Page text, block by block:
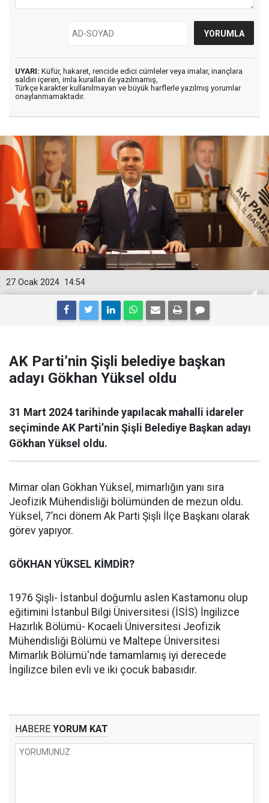
UYARI: Küfür, hakaret, rencide edici cümleler veya imalar, inançlara
saldırı içeren, imla kuralları ile yazılmamış,
Türkçe karakter kullanılmayan ve büyük harflerle yazılmış yorumlar
onaylanmamaktadır.
14:54
27 Ocak 2024
AK Parti’nin Şişli belediye başkan
adayı Gökhan Yüksel oldu
31 Mart 2024 tarihinde yapılacak mahalli idareler
seçiminde AK Parti’nin Şişli Belediye Başkan adayı
Gökhan Yüksel oldu.
Mimar olan Gökhan Yüksel, mimarlığın yanı sıra
Jeofizik Mühendisliği bölümünden de mezun oldu.
Yüksel, 7’nci dönem Ak Parti Şişli İlçe Başkanı olarak
görev yapıyor.
GÖKHAN YÜKSEL KİMDİR?
1976 Şişli- İstanbul doğumlu aslen Kastamonu olup
eğitimini İstanbul Bilgi Üniversitesi (İSİS) İngilizce
Hazırlık Bölümü- Kocaeli Üniversitesi Jeofizik
Mühendisliği Bölümü ve Maltepe Üniversitesi
Mimarlık Bölümü'nde tamamlamış iyi derecede
İngilizce bilen evli ve iki çocuk babasıdır.
HABERE YORUM KAT